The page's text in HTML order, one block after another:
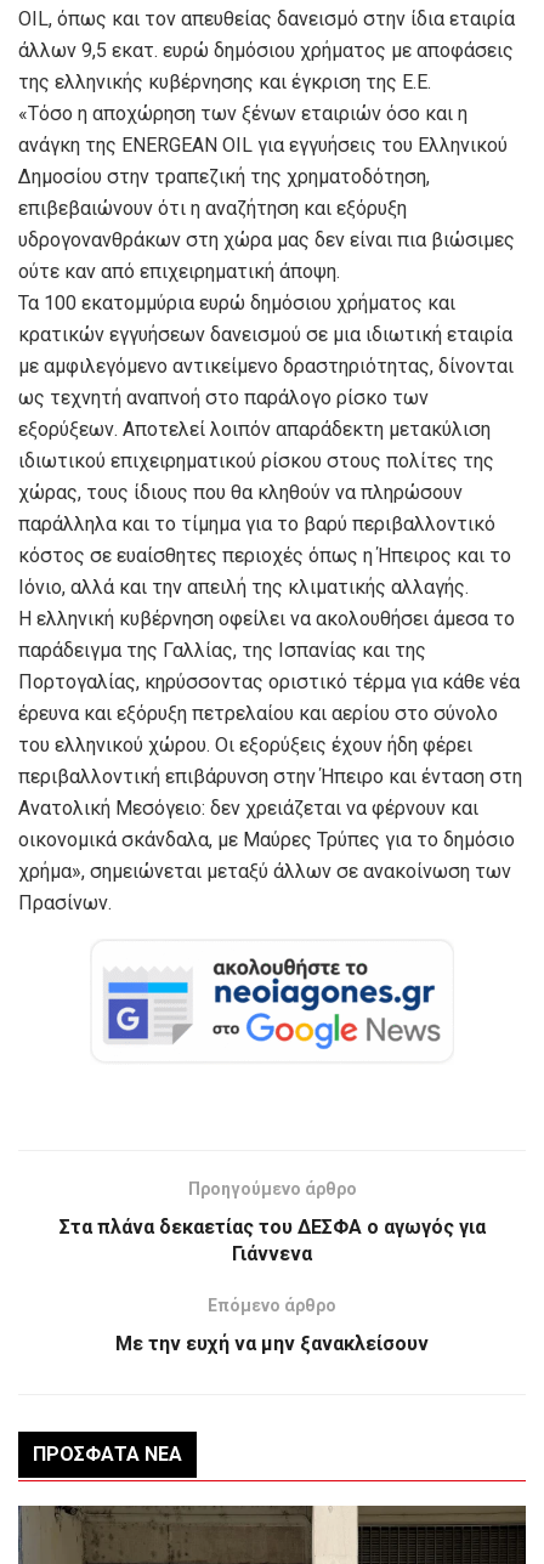
OIL, όπως και τον απευθείας δανεισμό στην ίδια εταιρία
άλλων 9,5 εκατ. ευρώ δημόσιου χρήματος με αποφάσεις
της ελληνικής κυβέρνησης και έγκριση της Ε.Ε.
«Τόσο η αποχώρηση των ξένων εταιριών όσο και η
ανάγκη της ENERGEAN OIL για εγγυήσεις του Ελληνικού
Δημοσίου στην τραπεζική της χρηματοδότηση,
επιβεβαιώνουν ότι η αναζήτηση και εξόρυξη
υδρογονανθράκων στη χώρα μας δεν είναι πια βιώσιμες
ούτε καν από επιχειρηματική άποψη.
Τα 100 εκατομμύρια ευρώ δημόσιου χρήματος και
κρατικών εγγυήσεων δανεισμού σε μια ιδιωτική εταιρία
με αμφιλεγόμενο αντικείμενο δραστηριότητας, δίνονται
ως τεχνητή αναπνοή στο παράλογο ρίσκο των
εξορύξεων. Αποτελεί λοιπόν απαράδεκτη μετακύλιση
ιδιωτικού επιχειρηματικού ρίσκου στους πολίτες της
χώρας, τους ίδιους που θα κληθούν να πληρώσουν
παράλληλα και το τίμημα για το βαρύ περιβαλλοντικό
κόστος σε ευαίσθητες περιοχές όπως η Ήπειρος και το
Ιόνιο, αλλά και την απειλή της κλιματικής αλλαγής.
Η ελληνική κυβέρνηση οφείλει να ακολουθήσει άμεσα το
παράδειγμα της Γαλλίας, της Ισπανίας και της
Πορτογαλίας, κηρύσσοντας οριστικό τέρμα για κάθε νέα
έρευνα και εξόρυξη πετρελαίου και αερίου στο σύνολο
του ελληνικού χώρου. Οι εξορύξεις έχουν ήδη φέρει
περιβαλλοντική επιβάρυνση στην Ήπειρο και ένταση στη
Ανατολική Μεσόγειο: δεν χρειάζεται να φέρνουν και
οικονομικά σκάνδαλα, με Μαύρες Τρύπες για το δημόσιο
χρήμα», σημειώνεται μεταξύ άλλων σε ανακοίνωση των
Πρασίνων.
Προηγούμενο άρθρο
Στα πλάνα δεκαετίας του ΔΕΣΦΑ ο αγωγός για
Γιάννενα
Επόμενο άρθρο
Με την ευχή να μην ξανακλείσουν
ΠΡΌΣΦΑΤΑ ΝΈΑ